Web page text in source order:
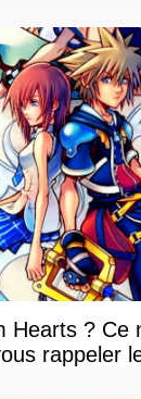
Hearts ? Ce
rappeler